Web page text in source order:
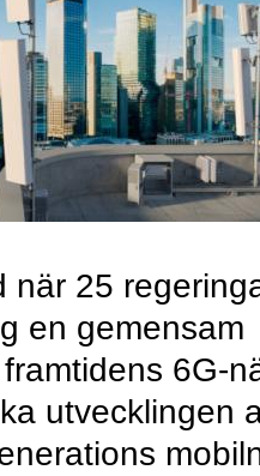
när 25
en gemensam
6G-
utvecklingen